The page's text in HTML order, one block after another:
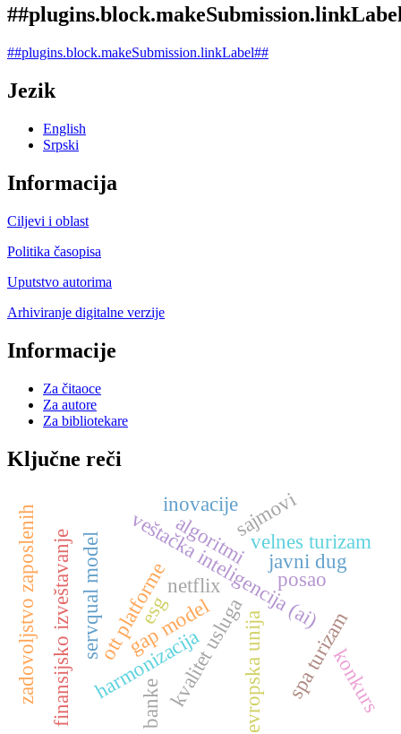
##plugins.block.makeSubmission.linkLabel##
Jezik
English
Srpski
Informacija
Ciljevi i oblast
Politika časopisa
Uputstvo autorima
Arhiviranje digitalne verzije
Informacije
Za čitaoce
Za autore
Za bibliotekare
Ključne reči
ott platforme
veštačka inteligencija (ai)
netflix
algoritmivelnes turizam
spa turizam
kvalitet usluga
servqual model gap model
sajmovi
evropska unija
finansijsko izveštavanje harmonizacija
banke konkurs
posao
inovacije
javni dug
esg
zadovoljstvo zaposlenih